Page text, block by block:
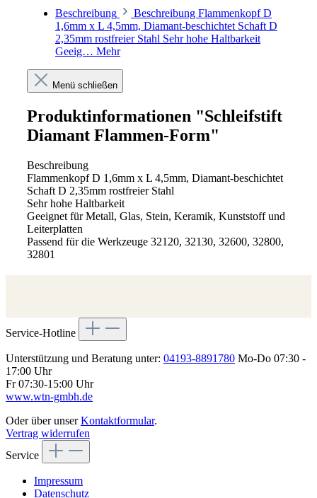
Beschreibung
Beschreibung Flammenkopf D
1,6mm x L 4,5mm, Diamant-beschichtet Schaft D
2,35mm rostfreier Stahl Sehr hohe Haltbarkeit
Geeig… Mehr
Menü schließen
Produktinformationen "Schleifstift
Diamant Flammen-Form"
Beschreibung
Flammenkopf D 1,6mm x L 4,5mm, Diamant-beschichtet
Schaft D 2,35mm rostfreier Stahl
Sehr hohe Haltbarkeit
Geeignet für Metall, Glas, Stein, Keramik, Kunststoff und
Leiterplatten
Passend für die Werkzeuge 32120, 32130, 32600, 32800,
32801
Service-Hotline
Unterstützung und Beratung unter: 04193-8891780 Mo-Do 07:30 -
17:00 Uhr
Fr 07:30-15:00 Uhr
www.wtn-gmbh.de
Oder über unserKontaktformular.
Vertrag widerrufen
Service
Impressum
Datenschutz